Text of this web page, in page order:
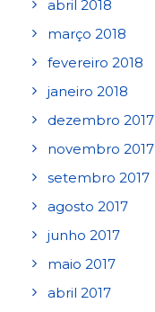
abril 2018
março 2018
fevereiro 2018
janeiro 2018
dezembro 2017
novembro 2017
setembro 2017
agosto 2017
junho 2017
maio 2017
abril 2017